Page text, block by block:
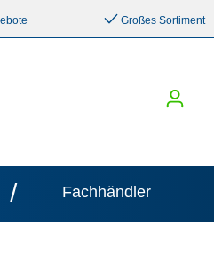
Großes Sortiment
/ Fachhändler